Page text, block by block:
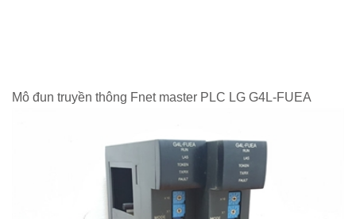
Mô đun truyền thông Fnet master PLC LG G4L-FUEA